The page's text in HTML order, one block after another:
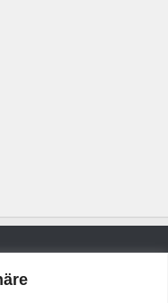
vorbehalten.